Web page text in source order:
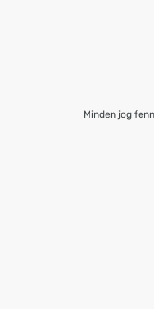
Minden jog